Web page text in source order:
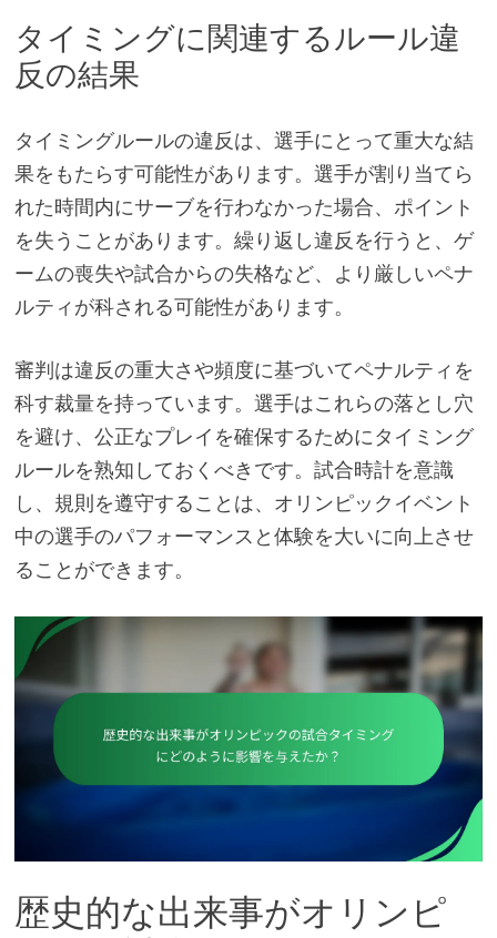
タイミングに関連するルール違
反の結果
タイミングルールの違反は、選手にとって重大な結
果をもたらす可能性があります。選手が割り当てら
れた時間内にサーブを行わなかった場合、ポイント
を失うことがあります。繰り返し違反を行うと、ゲ
ームの喪失や試合からの失格など、より厳しいペナ
ルティが科される可能性があります。
審判は違反の重大さや頻度に基づいてペナルティを
科す裁量を持っています。選手はこれらの落とし穴
を避け、公正なプレイを確保するためにタイミング
ルールを熟知しておくべきです。試合時計を意識
し、規則を遵守することは、オリンピックイベント
中の選手のパフォーマンスと体験を大いに向上させ
ることができます。
歴史的な出来事がオリンピ